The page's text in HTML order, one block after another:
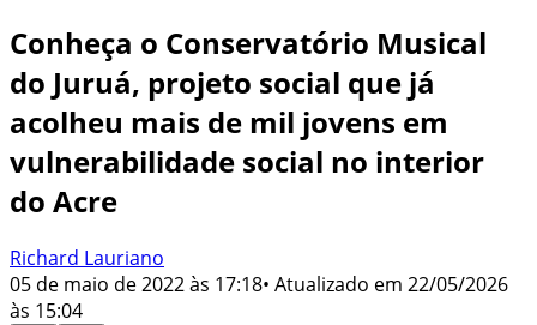
Conheça o Conservatório Musical
do Juruá, projeto social que já
acolheu mais de mil jovens em
vulnerabilidade social no interior
do Acre
Richard Lauriano
05 de maio de 2022 às 17:18• Atualizado em 22/05/2026
às 15:04